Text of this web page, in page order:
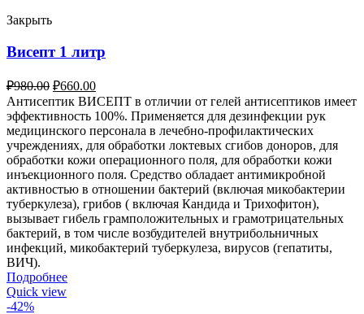
Закрыть
Висепт 1 литр
₽980.00 ₽660.00
Антисептик ВИСЕПТ в отличии от гелей антисептиков имеет
эффективность 100%. Применяется для дезинфекции рук
медицинского персонала в лечебно-профилактических
учреждениях, для обработки локтевых сгибов доноров, для
обработки кожи операционного поля, для обработки кожи
инъекционного поля. Средство обладает антимикробной
активностью в отношении бактерий (включая микобактерии
туберкулеза), грибов ( включая Кандида и Трихофитон),
вызывает гибель грамположительных и грамотрицательных
бактерий, в том числе возбудителей внутрибольничных
инфекций, микобактерий туберкулеза, вирусов (гепатиты,
ВИЧ).
Подробнее
Quick view
-42%